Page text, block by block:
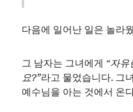
다음에 일어난 일은 놀라
그 남자는 그녀에게 “자유
요?”라고 물었습니다. 그
예수님을 아는 것에서 온